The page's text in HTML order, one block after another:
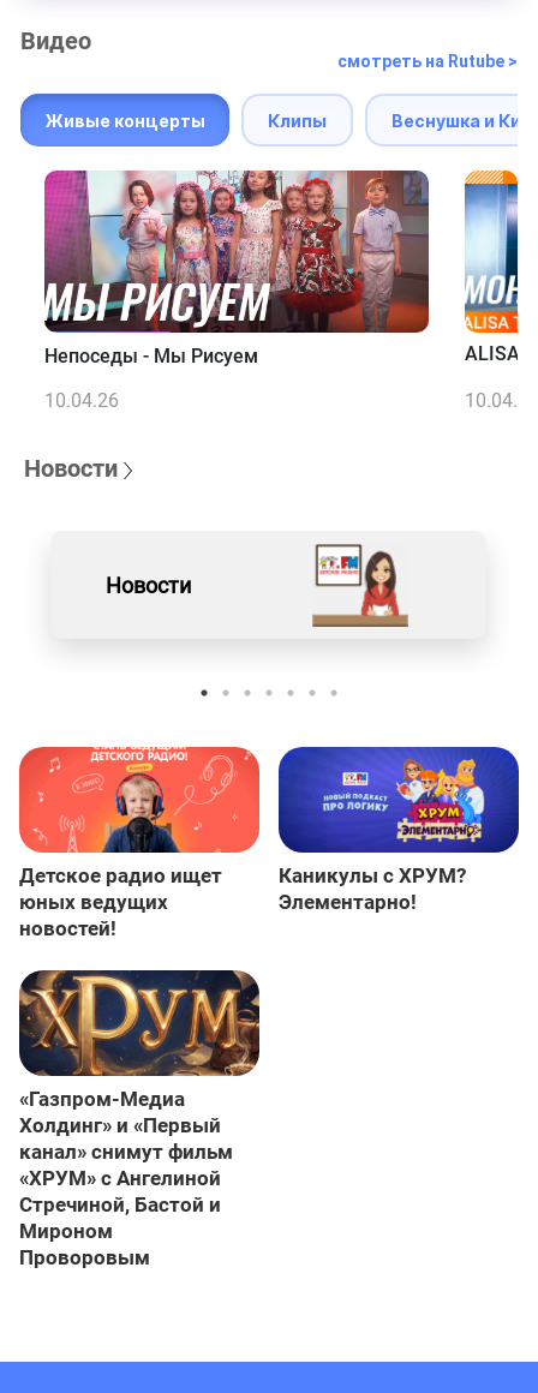
Видео
смотреть на Rutube >
Живые концерты Клипы Веснушка и
Непоседы - Мы Рисуем
10.04.26
ALISA
10.04.26
Новости
Новости
Детское радио ищет
юных ведущих
новостей!
Каникулы с ХРУМ?
Элементарно!
«Газпром-Медиа
Холдинг» и «Первый
канал» снимут фильм
«ХРУМ» с Ангелиной
Стречиной, Бастой и
Мироном
Проворовым